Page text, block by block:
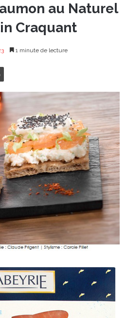
au Naturel
Craquant
1 minute de lecture